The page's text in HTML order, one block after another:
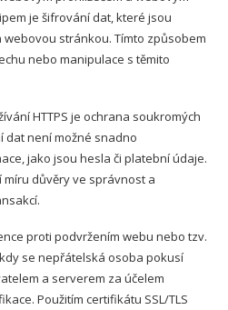
je šifrování dat, které jsou
stránkou. Tímto způsobem
nebo manipulace s těmito
HTTPS je ochrana soukromých
dat není možné snadno
jako jsou hesla či platební údaje.
míru důvěry ve správnost a
proti podvržením webu nebo tzv.
se nepřátelská osoba pokusí
a serverem za účelem
Použitím certifikátu SSL/TLS